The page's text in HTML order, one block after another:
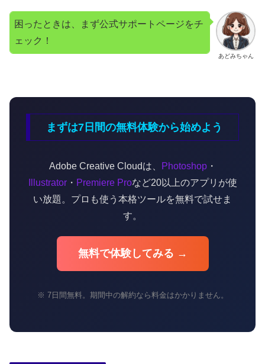
あどみちゃん
困ったときは、まず公式サポートページをチ
ェック！
まずは7日間の無料体験から始めよう
Adobe Creative Cloudは、 Photoshop・
Illustrator・ Premiere Proなど20以上のアプリが使
い放題。プロも使う本格ツールを無料で試せま
す。
無料で体験してみる →
※ 7日間無料。期間中の解約なら料金はかかりません。